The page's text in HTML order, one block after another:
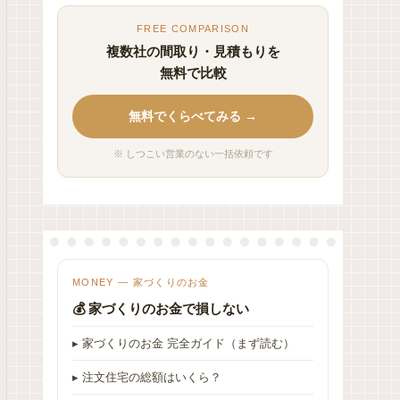
FREE COMPARISON
複数社の間取り・見積もりを
無料で比較
無料でくらべてみる →
※ しつこい営業のない一括依頼です
MONEY — 家づくりのお金
💰 家づくりのお金で損しない
▸ 家づくりのお金 完全ガイド（まず読む）
▸ 注文住宅の総額はいくら？